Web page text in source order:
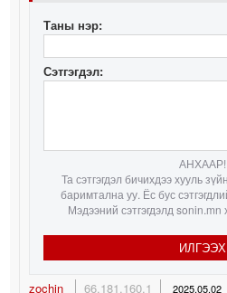
Таны нэр:
Сэтгэгдэл:
АНХААР!
Та сэтгэгдэл бичихдээ хууль
баримтална уу. Ёс бус
Мэдээний сэтгэгдэлд sonin.mn
ИЛГЭЭХ
zochin 66.181.160.1 2025.05.02